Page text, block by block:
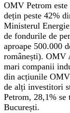
OMV Petrom
dețin peste 42%
Ministerul
de fondurile de
aproape 500.000
românești). OMV
mari companii
din acțiunile
de alți investitori
Petrom, 28,1% se
București.